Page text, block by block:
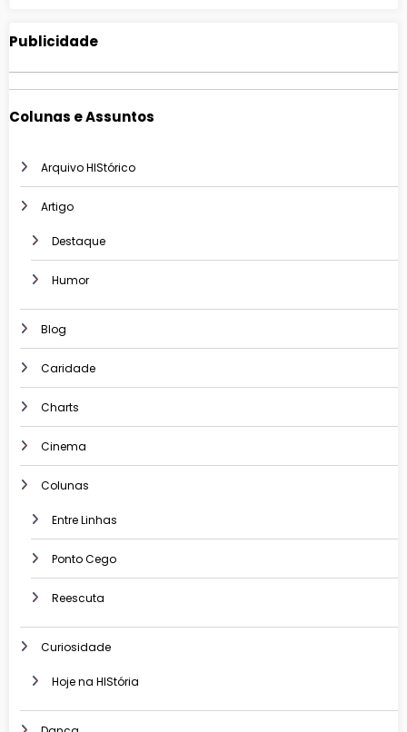
Publicidade
Colunas e Assuntos
Arquivo HIStórico
Artigo
Destaque
Humor
Blog
Caridade
Charts
Cinema
Colunas
Entre Linhas
Ponto Cego
Reescuta
Curiosidade
Hoje na HIStória